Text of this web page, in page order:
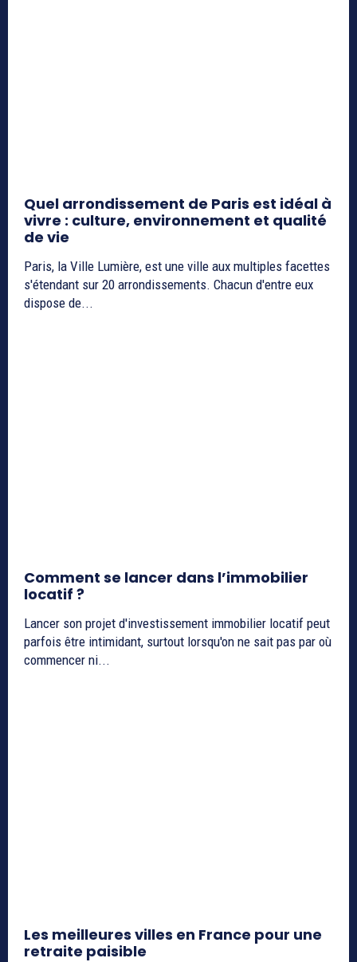
Quel arrondissement de Paris est idéal à
vivre : culture, environnement et qualité
de vie
Paris, la Ville Lumière, est une ville aux multiples facettes
s'étendant sur 20 arrondissements. Chacun d'entre eux
dispose de...
Comment se lancer dans l’immobilier
locatif ?
Lancer son projet d'investissement immobilier locatif peut
parfois être intimidant, surtout lorsqu'on ne sait pas par où
commencer ni...
Les meilleures villes en France pour une
retraite paisible